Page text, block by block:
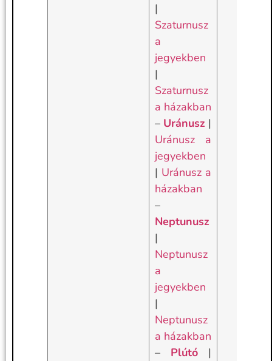
|
Szaturnusz
a
jegyekben
|
Szaturnusz
a házakban
– Uránusz |
Uránusz a
jegyekben
| Uránusz a
házakban
–
Neptunusz
|
Neptunusz
a
jegyekben
|
Neptunusz
a házakban
– Plútó |